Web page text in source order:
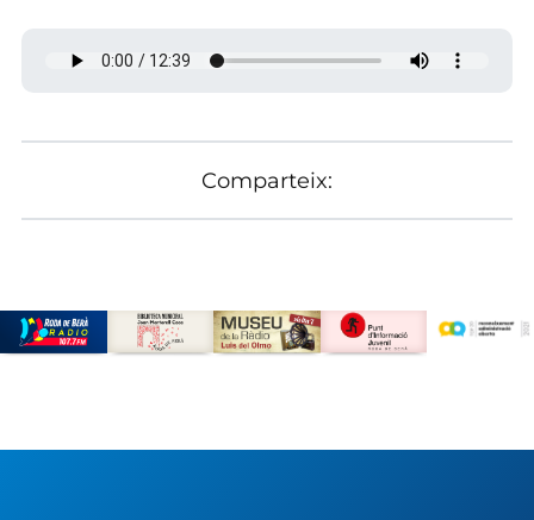
Comparteix: